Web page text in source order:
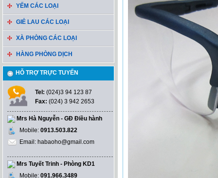
YẾM CÁC LOẠI
GIẺ LAU CÁC LOẠI
XÀ PHÒNG CÁC LOẠI
HÀNG PHÒNG DỊCH
HỖ TRỢ TRỰC TUYẾN
Tel: (024)3 94 123 87
Fax: (024) 3 942 2653
Mrs Hà Nguyễn - GĐ Điều hành
Mobile: 0913.503.822
Email: habaoho@gmail.com
Mrs Tuyết Trinh - Phòng KD1
Mobile: 091.966.3489